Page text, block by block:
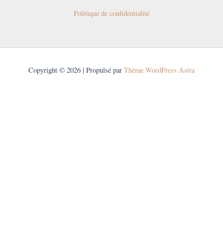
Politique de confidentialité
Copyright © 2026 | Propulsé par Thème WordPress Astra